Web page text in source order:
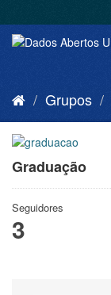
Grupos
Graduação
Seguidores
3